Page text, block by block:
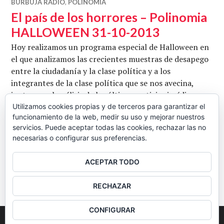
BURBUJA RADIO, POLINOMIA
El país de los horrores – Polinomia
HALLOWEEN 31-10-2013
Hoy realizamos un programa especial de Halloween en
el que analizamos las crecientes muestras de desapego
entre la ciudadanía y la clase política y a los
integrantes de la clase política que se nos avecina,
junto con el análisis de las últimas noticias jurídicas y
políticas. Con Pepe Crespo y Esteban Tena. Conduce
Juan Martínez. Escuchar y/o descargar en ivoox.
Fotografía de TiganaSeguir leyendoEl país de los
BARRA
LATERAL
2026 Colectivo Burbuja
Utilizamos cookies propias y de terceros para garantizar el
funcionamiento de la web, medir su uso y mejorar nuestros
servicios. Puede aceptar todas las cookies, rechazar las no
necesarias o configurar sus preferencias.
ACEPTAR TODO
RECHAZAR
CONFIGURAR